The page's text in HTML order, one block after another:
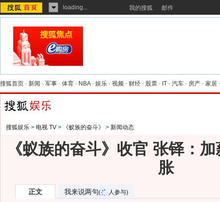
loading... 我的搜狐 邮件
搜狐首页 - 新闻 - 军事 - 体育 - NBA- 娱乐 - 视频 - 财经 - 股票 - IT - 汽车 - 房产 - 家居
搜狐娱乐 > 电视 TV > 《蚁族的奋斗》 > 新闻动态
《蚁族的奋斗》收官 张铎：
胀
正文 我来说两句( 人参与)